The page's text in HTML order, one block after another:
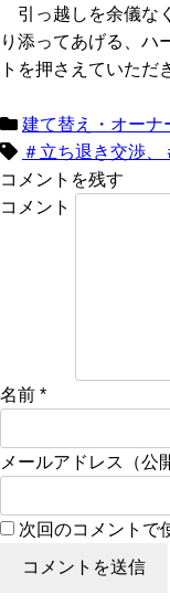
引っ越しを余儀な
り添ってあげる、ハ
トを押さえていただ
建て替え・オーナ
＃立ち退き交渉
コメントを残す
コメント
名前 *
メールアドレス（公
次回のコメントで